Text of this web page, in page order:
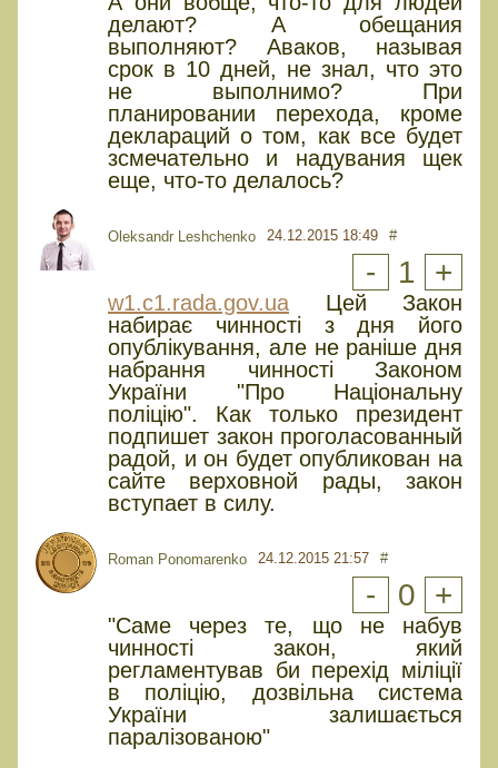
делают? А обещания
выполняют? Аваков, называя
срок в 10 дней, не знал, что это
не выполнимо? При
планировании перехода, кроме
деклараций о том, как все будет
зсмечательно и надувания щек
еще, что-то делалось?
Oleksandr Leshchenko 24.12.2015 18:49 #
- 1 +
w1.c1.rada.gov.ua Цей Закон
набирає чинності з дня його
опублікування, але не раніше дня
набрання чинності Законом
України "Про Національну
поліцію". Как только президент
подпишет закон проголасованный
радой, и он будет опубликован на
сайте верховной рады, закон
вступает в силу.
Roman Ponomarenko 24.12.2015 21:57 #
- 0 +
"Саме через те, що не набув
чинності закон, який
регламентував би перехід міліції
в поліцію, дозвільна система
України залишається
паралізованою"